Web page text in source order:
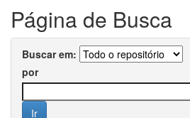
Página de Busca
Buscar em:
por